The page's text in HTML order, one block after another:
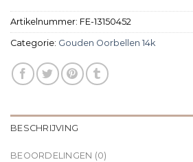
Artikelnummer: FE-13150452
Categorie: Gouden Oorbellen 14k
BESCHRIJVING
BEOORDELINGEN (0)